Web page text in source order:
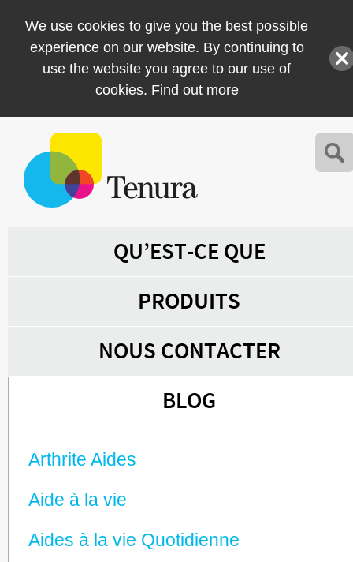
We use cookies to give you the best possible
experience on our website. By continuing to
use the website you agree to our use of
cookies. Find out more
QU’EST-CE QUE
PRODUITS
NOUS CONTACTER
BLOG
Arthrite Aides
Aide à la vie
Aides à la vie Quotidienne